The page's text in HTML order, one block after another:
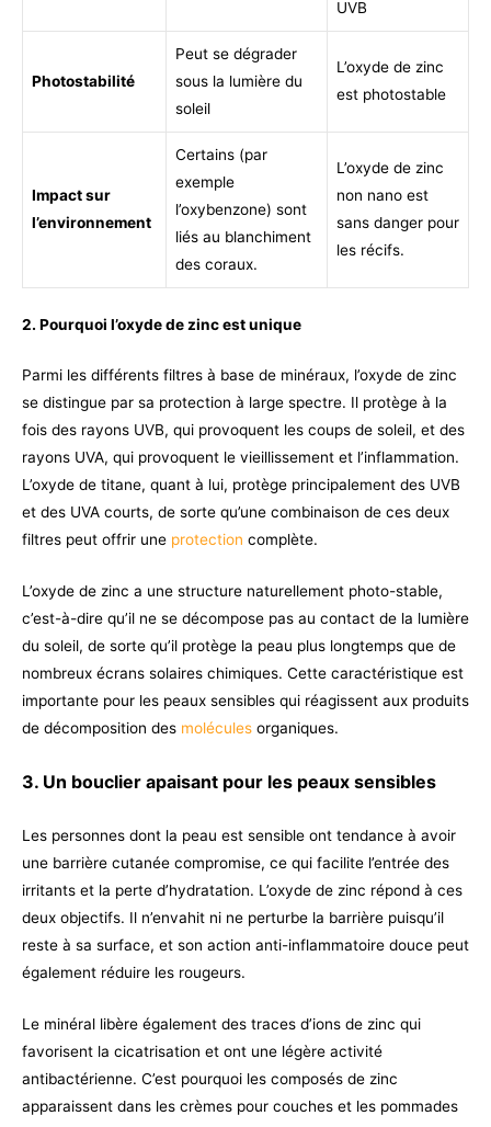
UVB
Photostabilité
Peut se dégrader
sous la lumière du
soleil
L’oxyde de zinc
est photostable
Impact sur
l’environnement
Certains (par
exemple
l’oxybenzone) sont
liés au blanchiment
des coraux.
L’oxyde de zinc
non nano est
sans danger pour
les récifs.
2. Pourquoi l’oxyde de zinc est unique
Parmi les différents filtres à base de minéraux, l’oxyde de zinc
se distingue par sa protection à large spectre. Il protège à la
fois des rayons UVB, qui provoquent les coups de soleil, et des
rayons UVA, qui provoquent le vieillissement et l’inflammation.
L’oxyde de titane, quant à lui, protège principalement des UVB
et des UVA courts, de sorte qu’une combinaison de ces deux
filtres peut offrir une protection complète.
L’oxyde de zinc a une structure naturellement photo-stable,
c’est-à-dire qu’il ne se décompose pas au contact de la lumière
du soleil, de sorte qu’il protège la peau plus longtemps que de
nombreux écrans solaires chimiques. Cette caractéristique est
importante pour les peaux sensibles qui réagissent aux produits
de décomposition des molécules organiques.
3. Un bouclier apaisant pour les peaux sensibles
Les personnes dont la peau est sensible ont tendance à avoir
une barrière cutanée compromise, ce qui facilite l’entrée des
irritants et la perte d’hydratation. L’oxyde de zinc répond à ces
deux objectifs. Il n’envahit ni ne perturbe la barrière puisqu’il
reste à sa surface, et son action anti-inflammatoire douce peut
également réduire les rougeurs.
Le minéral libère également des traces d’ions de zinc qui
favorisent la cicatrisation et ont une légère activité
antibactérienne. C’est pourquoi les composés de zinc
apparaissent dans les crèmes pour couches et les pommades